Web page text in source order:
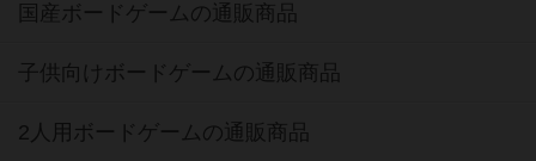
国産ボードゲームの通販商品
子供向けボードゲームの通販商品
2人用ボードゲームの通販商品